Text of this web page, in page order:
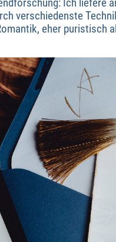
Ich liefere
verschiedenste
eher puristisch